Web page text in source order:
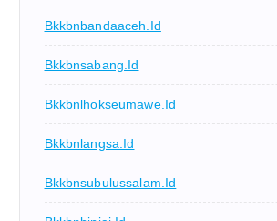
Bkkbnbandaaceh.id
Bkkbnsabang.id
Bkkbnlhokseumawe.id
Bkkbnlangsa.id
Bkkbnsubulussalam.id